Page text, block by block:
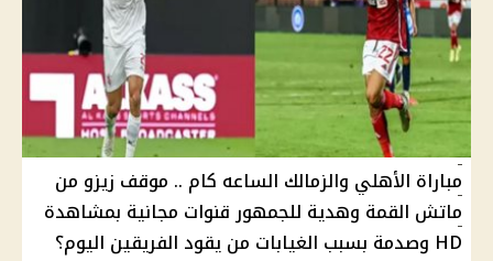
مباراة الأهلي والزمالك الساعه كام .. موقف زيزو من
ماتش القمة وهدية للجمهور قنوات مجانية بمشاهدة
HD وصدمة بسبب الغيابات من يقود الفريقين اليوم؟